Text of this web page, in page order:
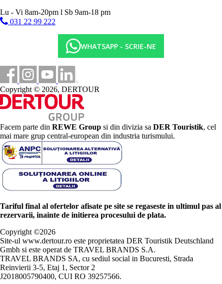
Lu - Vi 8am-20pm l Sb 9am-18 pm
031 22 99 222
WHATSAPP - SCRIE-NE
Copyright © 2026, DERTOUR
Facem parte din REWE Group si din divizia sa DER Touristik, cel
mai mare grup central-european din industria turismului.
Tariful final al ofertelor afisate pe site se regaseste in ultimul pas al
rezervarii, inainte de initierea procesului de plata.
Copyright ©2026
Site-ul www.dertour.ro este proprietatea DER Touristik Deutschland
Gmbh si este operat de TRAVEL BRANDS S.A.
TRAVEL BRANDS SA, cu sediul social in Bucuresti, Strada
Reinvierii 3-5, Etaj 1, Sector 2
J2018005790400, CUI RO 39257566.